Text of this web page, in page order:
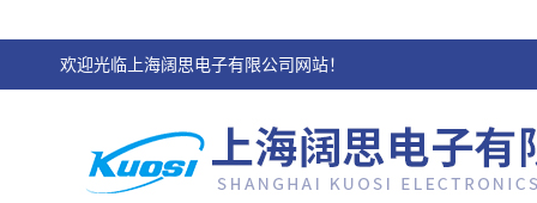
欢迎光临上海阔思电子有限公司网站！